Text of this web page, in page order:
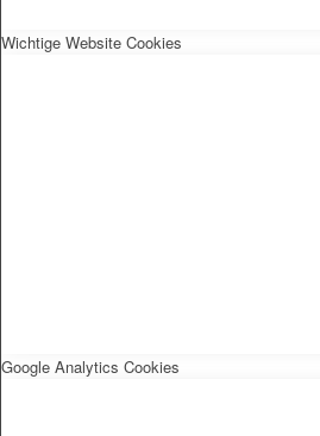
Wichtige Website Cookies
Google Analytics Cookies